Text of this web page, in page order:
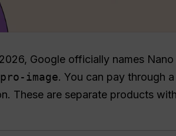
Google officially names Nano
image. You can pay through
These are separate products